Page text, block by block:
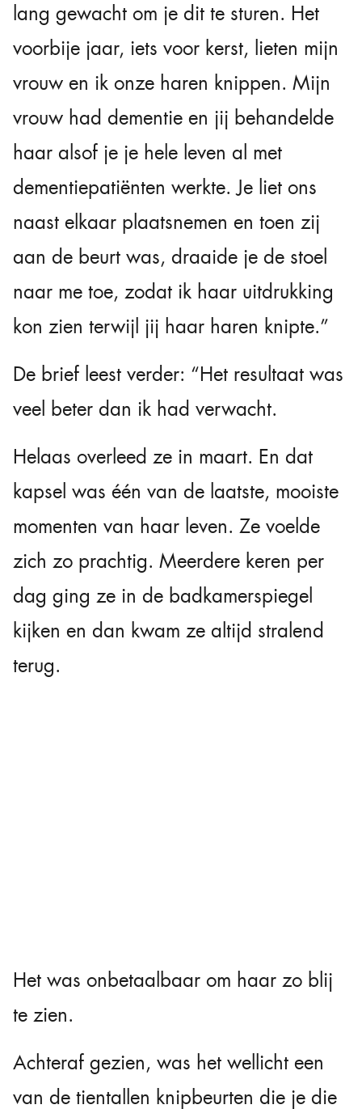
lang gewacht om je dit te sturen. Het
voorbije jaar, iets voor kerst, lieten mijn
vrouw en ik onze haren knippen. Mijn
vrouw had dementie en jij behandelde
haar alsof je je hele leven al met
dementiepatiënten werkte. Je liet ons
naast elkaar plaatsnemen en toen zij
aan de beurt was, draaide je de stoel
naar me toe, zodat ik haar uitdrukking
kon zien terwijl jij haar haren knipte.”
De brief leest verder: “Het resultaat was
veel beter dan ik had verwacht.
Helaas overleed ze in maart. En dat
kapsel was één van de laatste, mooiste
momenten van haar leven. Ze voelde
zich zo prachtig. Meerdere keren per
dag ging ze in de badkamerspiegel
kijken en dan kwam ze altijd stralend
terug.
Het was onbetaalbaar om haar zo blij
te zien.
Achteraf gezien, was het wellicht een
van de tientallen knipbeurten die je die